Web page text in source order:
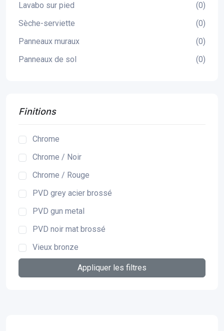
Lavabo sur pied
(0)
Sèche-serviette
(0)
Panneaux muraux
(0)
Panneaux de sol
(0)
Finitions
Chrome
Chrome / Noir
Chrome / Rouge
PVD grey acier brossé
PVD gun metal
PVD noir mat brossé
Vieux bronze
Appliquer les filtres